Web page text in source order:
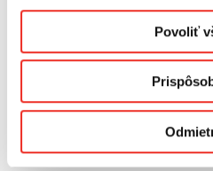
Podmienky ochrany
Povoliť
Kuchyňa je srdcom domu,
funkčná, ale aj estetická.
protislnečné fólie alebo matné
slnečným žiarením a spríjemniť
statické fólie, ktoré sa inštalujú
umožňujú jednoduchú
ideálne pre tých, ktorí často